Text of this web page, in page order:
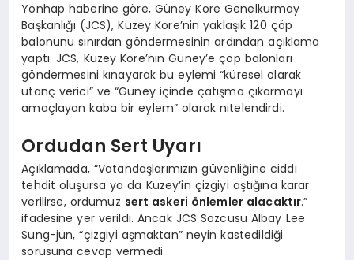
Yonhap haberine göre, Güney Kore Genelkurmay
Başkanlığı (JCS), Kuzey Kore’nin yaklaşık 120 çöp
balonunu sınırdan göndermesinin ardından açıklama
yaptı. JCS, Kuzey Kore’nin Güney’e çöp balonları
göndermesini kınayarak bu eylemi “küresel olarak
utanç verici” ve “Güney içinde çatışma çıkarmayı
amaçlayan kaba bir eylem” olarak nitelendirdi.
Ordudan Sert Uyarı
Açıklamada, “Vatandaşlarımızın güvenliğine ciddi
tehdit oluşursa ya da Kuzey’in çizgiyi aştığına karar
verilirse, ordumuz sert askeri önlemler alacaktır.”
ifadesine yer verildi. Ancak JCS Sözcüsü Albay Lee
Sung-jun, “çizgiyi aşmaktan” neyin kastedildiği
sorusuna cevap vermedi.